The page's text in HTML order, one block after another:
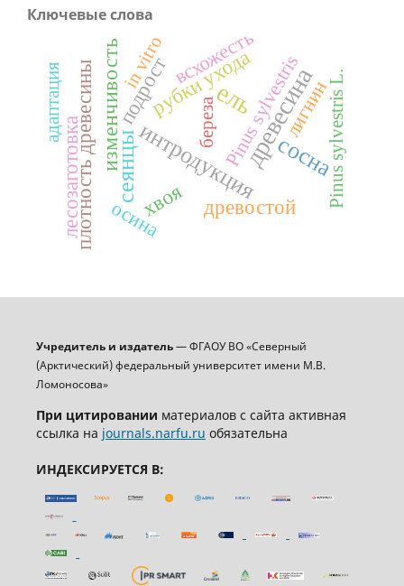
Ключевые слова
древесина
ель
интродукция
сеянцы сосна
изменчивость
древостой
плотность древесины рубки ухода
хвоя
лесозаготовка
подрост
осина
Pinus sylvestris
всхожесть
лигнинPinus sylvestris L.
адаптация in vitro
береза
Учредитель и издатель— ФГАОУ ВО «Северный
(Арктический) федеральный университет имени М.В.
Ломоносова»
При цитировании материалов с сайта активная
ссылка на journals.narfu.ru обязательна
ИНДЕКСИРУЕТСЯ В: